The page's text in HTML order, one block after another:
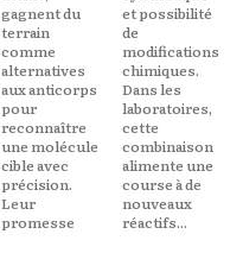
gagnent du
terrain
comme
alternatives
aux anticorps
pour
reconnaître
une molécule
cible avec
précision.
Leur
promesse
et possibilité
de
modifications
chimiques.
Dans les
laboratoires,
cette
combinaison
alimente une
course à de
nouveaux
réactifs...